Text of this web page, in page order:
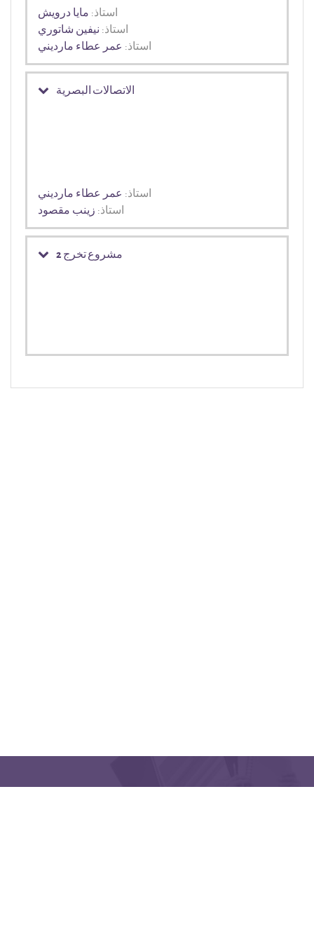
استاذ: مايا درويش
استاذ: نيفين شاتوري
استاذ: عمر عطاء مارديني
الاتصالات البصرية
استاذ: عمر عطاء مارديني
استاذ: زينب مقصود
مشروع تخرج 2